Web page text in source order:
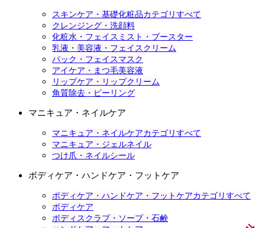
スキンケア・基礎化粧品カテゴリすべて
クレンジング・洗顔料
化粧水・フェイスミスト・ブースター
乳液・美容液・フェイスクリーム
パック・フェイスマスク
アイケア・まつ毛美容液
リップケア・リップクリーム
角質除去・ピーリング
マニキュア・ネイルケア
マニキュア・ネイルケアカテゴリすべて
マニキュア・ジェルネイル
つけ爪・ネイルシール
ボディケア・ハンドケア・フットケア
ボディケア・ハンドケア・フットケアカテゴリすべて
ボディケア
ボディスクラブ・ソープ・石鹸